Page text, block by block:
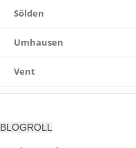
Sölden
Umhausen
Vent
BLOGROLL